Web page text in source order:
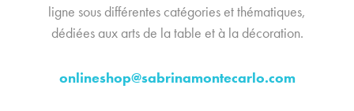
ligne sous différentes catégories et thématiques,
dédiées aux arts de la table et à la décoration.
onlineshop@sabrinamontecarlo.com